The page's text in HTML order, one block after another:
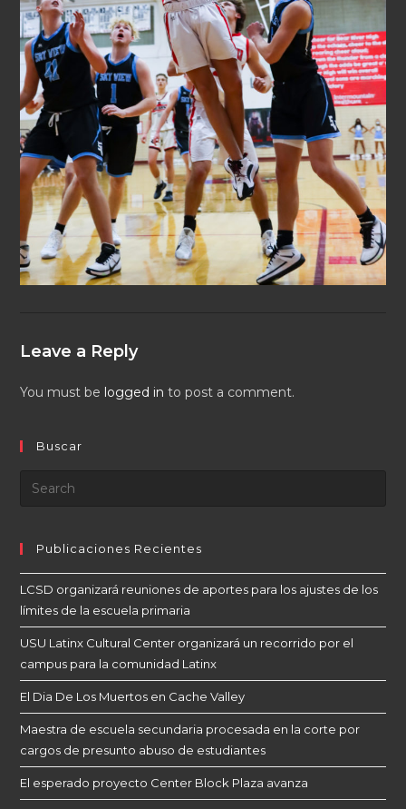
Leave a Reply
You must be logged in to post a comment.
Buscar
Publicaciones Recientes
LCSD organizará reuniones de aportes para los ajustes de los
límites de la escuela primaria
USU Latinx Cultural Center organizará un recorrido por el
campus para la comunidad Latinx
El Dia De Los Muertos en Cache Valley
Maestra de escuela secundaria procesada en la corte por
cargos de presunto abuso de estudiantes
El esperado proyecto Center Block Plaza avanza